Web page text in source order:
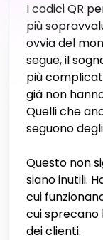
I codici QR
più
ovvia del
segue, il
più
già non
Quelli che
seguono
Questo non
siano inutili.
cui
cui
dei clienti.